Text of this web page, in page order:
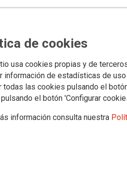
de cookies
usa cookies propias y de
información de estadísticas de
todas las cookies pulsando el
el botón 'Configurar
información consulta nuestra